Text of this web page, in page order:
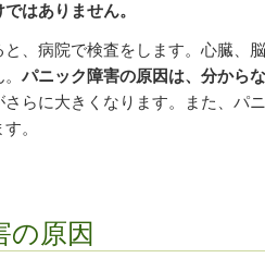
はありません。
、病院で検査をします。 心臓、
パニック障害の原因は、分から
らに大きくなります。
また、パ
。
の原因